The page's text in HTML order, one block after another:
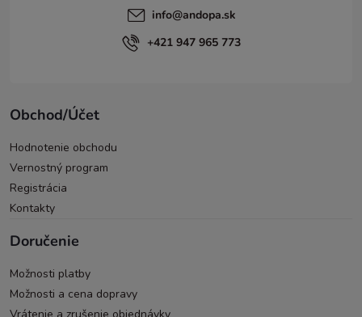
info@andopa.sk
+421 947 965 773
Obchod/Účet
Hodnotenie obchodu
Vernostný program
Registrácia
Kontakty
Doručenie
Možnosti platby
Možnosti a cena dopravy